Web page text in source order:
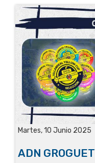
Martes, 10 Junio 2025
ADN GROGUET